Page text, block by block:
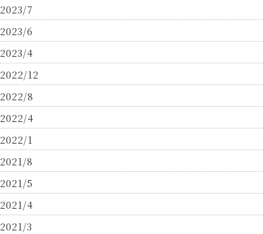
2023/7
2023/6
2023/4
2022/12
2022/8
2022/4
2022/1
2021/8
2021/5
2021/4
2021/3